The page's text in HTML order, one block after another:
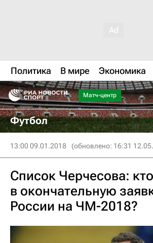
Политика В мире Экономика
Матч-центр
Футбол
13:00 09.01.2018 (обновлено: 16:31
Список Черчесова:
в окончательную
России на ЧМ-2018?